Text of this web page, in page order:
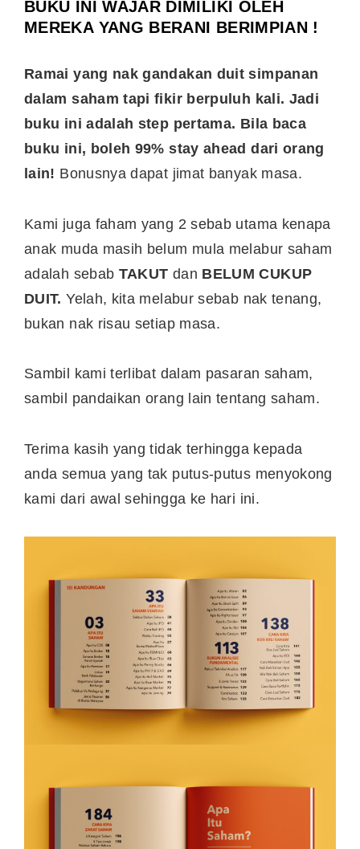
BUKU INI WAJAR DIMILIKI OLEH
MEREKA YANG BERANI BERIMPIAN !
Ramai yang nak gandakan duit simpanan
dalam saham tapi fikir berpuluh kali. Jadi
buku ini adalah step pertama. Bila baca
buku ini, boleh 99% stay ahead dari orang
lain! Bonusnya dapat jimat banyak masa.
Kami juga faham yang 2 sebab utama kenapa
anak muda masih belum mula melabur saham
adalah sebab TAKUT dan BELUM CUKUP
DUIT.Yelah, kita melabur sebab nak tenang,
bukan nak risau setiap masa.
Sambil kami terlibat dalam pasaran saham,
sambil pandaikan orang lain tentang saham.
Terima kasih yang tidak terhingga kepada
anda semua yang tak putus-putus menyokong
kami dari awal sehingga ke hari ini.